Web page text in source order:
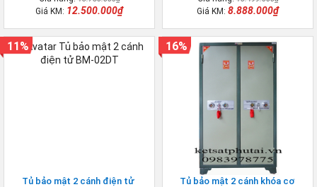
Giá KM: 12.500.000₫ Giá KM: 8.888.000₫
Tủ bảo mật 2 cánh điện tử
11%
Tủ bảo mật 2 cánh khóa cơ
16%